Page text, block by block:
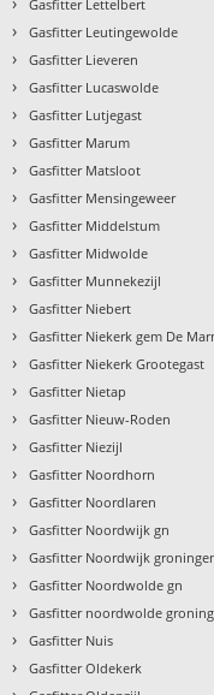
Gasfitter Lettelbert
› Gasfitter Leutingewolde
› Gasfitter Lieveren
› Gasfitter Lucaswolde
› Gasfitter Lutjegast
› Gasfitter Marum
› Gasfitter Matsloot
› Gasfitter Mensingeweer
› Gasfitter Middelstum
› Gasfitter Midwolde
› Gasfitter Munnekezijl
› Gasfitter Niebert
› Gasfitter Niekerk gem De
› Gasfitter Niekerk Grootegast
› Gasfitter Nietap
› Gasfitter Nieuw-Roden
› Gasfitter Niezijl
› Gasfitter Noordhorn
› Gasfitter Noordlaren
› Gasfitter Noordwijk gn
› Gasfitter Noordwijk
› Gasfitter Noordwolde gn
› Gasfitter noordwolde
› Gasfitter Nuis
› Gasfitter Oldekerk